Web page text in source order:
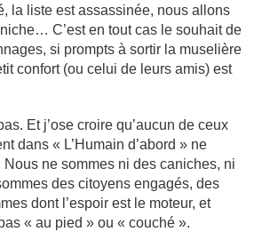
la liste est assassinée, nous allons
C’est en tout cas le souhait de
si prompts à sortir la muselière
confort (ou celui de leurs amis) est
Et j’ose croire qu’aucun de ceux
dans « L’Humain d’abord » ne
ne sommes ni des caniches, ni
des citoyens engagés, des
dont l’espoir est le moteur, et
« au pied » ou « couché ».